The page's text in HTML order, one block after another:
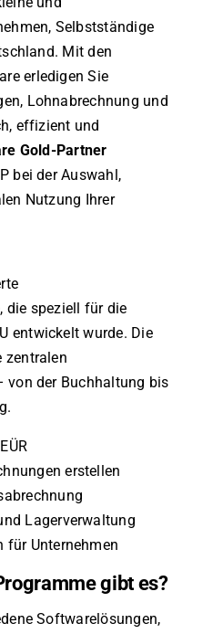
Selbstständige
Mit den
erledigen Sie
Lohnabrechnung und
effizient und
Gold-Partner
bei der Auswahl,
Nutzung Ihrer
die speziell für die
entwickelt wurde. Die
zentralen
von der Buchhaltung bis
erstellen
Lagerverwaltung
für Unternehmen
gibt es?
Softwarelösungen,